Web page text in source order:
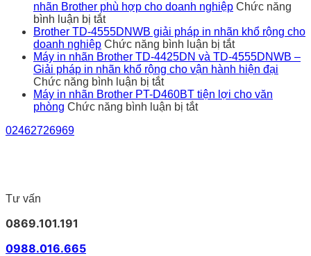
in
Brother
có
kết
nối
mềm
nhãn Brother phù hợp cho doanh nghiệp Chức năng
bình luận bị tắtở
In
5.000
tem/ngày
có
bị
lỗi
không?
Brother TD-4555DNWB giải pháp in nhãn khổ rộng cho
doanh nghiệp Chức năng bình luận bị tắtở
Brother
TD-
giải
Máy in nhãn Brother TD-4425DN và TD-4555DNWB –
Giải pháp in nhãn khổ rộng cho vận hành hiện đại
Chức năng bình luận bị tắtở
Máy
in
Máy in nhãn Brother PT-D460BT tiện lợi cho văn
phòng Chức năng bình luận bị tắtở
02462726969
Tư vấn
0869.101.191
0988.016.665